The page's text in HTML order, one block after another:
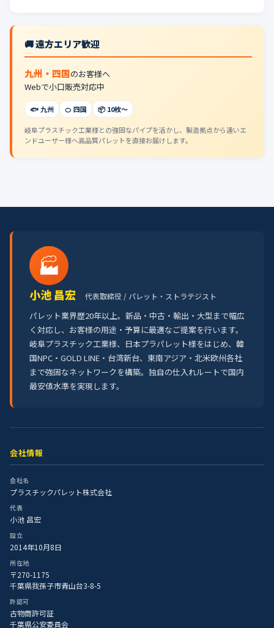
🚚 遠方エリア歓迎
九州・四国のお客様へ
Webで小口販売対応中
🐟 九州 🍊 四国 📦 10枚〜
岐阜プラスチック工業様との強固なパイプを活かし、製造拠点から遠いエ
ンドユーザー様へ高品質パレットを直接お届けします。
🏭
小池 昌宏 代表取締役 / パレット・ストラテジスト
パレット業界歴20年以上。新品・中古・輸出・大型まで幅広
く対応し、お客様の用途・予算に最適なご提案を行います。
岐阜プラスチック工業様、日本プラパレット様をはじめ、韓
国NPC・GOLD LINE・台湾新台、東南アジア・北米欧州各社
まで強固なネットワークを構築。独自の仕入れルートで国内
最安値水準を実現します。
会社情報
会社名
プラスチックパレット株式会社
代表
小池 昌宏
設立
2014年10月8日
所在地
〒270-1175
千葉県我孫子市青山台3-8-5
許認可
古物商許可証
千葉県公安委員会